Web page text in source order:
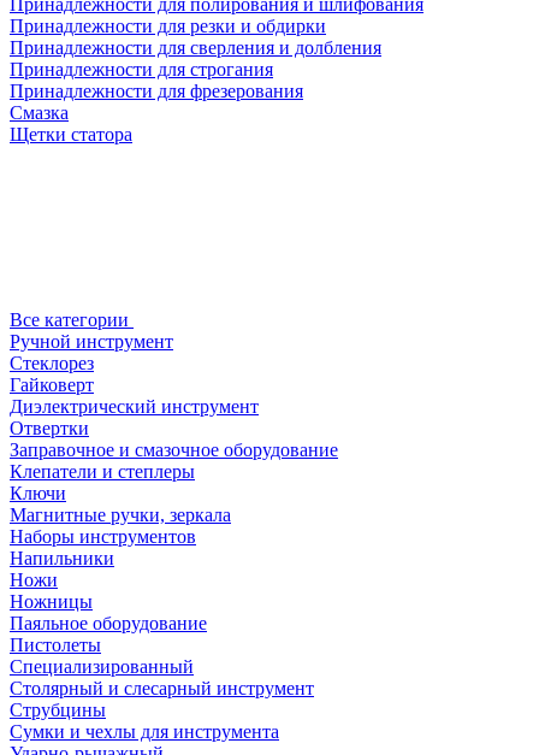
Принадлежности для полирования и шлифования
Принадлежности для резки и обдирки
Принадлежности для сверления и долбления
Принадлежности для строгания
Принадлежности для фрезерования
Смазка
Щетки статора
Все категории
Ручной инструмент
Стеклорез
Гайковерт
Диэлектрический инструмент
Отвертки
Заправочное и смазочное оборудование
Клепатели и степлеры
Ключи
Магнитные ручки, зеркала
Наборы инструментов
Напильники
Ножи
Ножницы
Паяльное оборудование
Пистолеты
Специализированный
Столярный и слесарный инструмент
Струбцины
Сумки и чехлы для инструмента